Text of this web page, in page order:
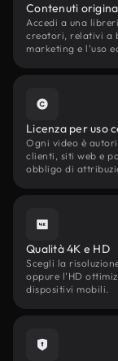
Contenuti
Accedi a una
creatori, relativi a
marketing e l'uso
Licenza per uso
Ogni video è
clienti, siti web e
obbligo di
Qualità 4K e HD
Scegli la
oppure l'HD
dispositivi mobili.